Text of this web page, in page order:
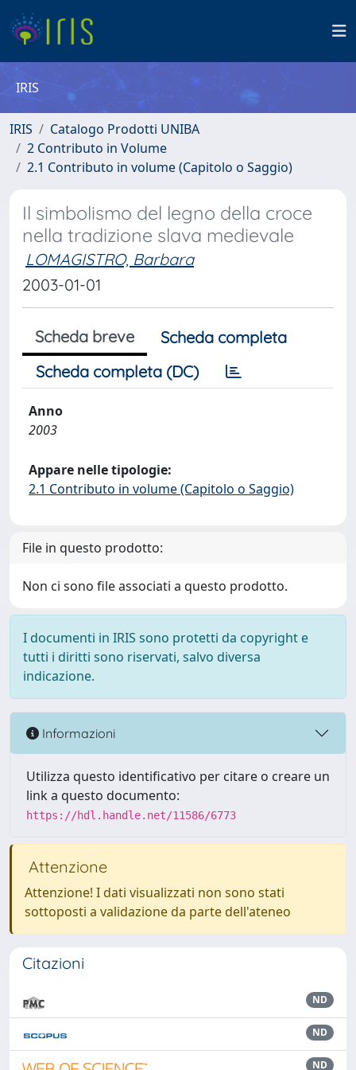
IRIS
IRIS
Catalogo Prodotti UNIBA
2 Contributo in Volume
2.1 Contributo in volume (Capitolo o Saggio)
Il simbolismo del legno della croce
nella tradizione slava medievale
LOMAGISTRO, Barbara
2003-01-01
Scheda breve
Scheda completa
Scheda completa (DC)
Anno
2003
Appare nelle tipologie:
2.1 Contributo in volume (Capitolo o Saggio)
File in questo prodotto:
Non ci sono file associati a questo prodotto.
I documenti in IRIS sono protetti da copyright e
tutti i diritti sono riservati, salvo diversa
indicazione.
Informazioni
Utilizza questo identificativo per citare o creare un
link a questo documento:
https://hdl.handle.net/11586/6773
Attenzione
Attenzione! I dati visualizzati non sono stati
sottoposti a validazione da parte dell'ateneo
Citazioni
ND
ND
ND